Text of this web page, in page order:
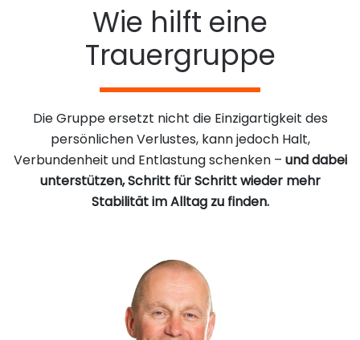
Wie hilft eine
Trauergruppe
Die Gruppe ersetzt nicht die Einzigartigkeit des
persönlichen Verlustes, kann jedoch Halt,
Verbundenheit und Entlastung schenken – und dabei
unterstützen, Schritt für Schritt wieder mehr
Stabilität im Alltag zu finden.